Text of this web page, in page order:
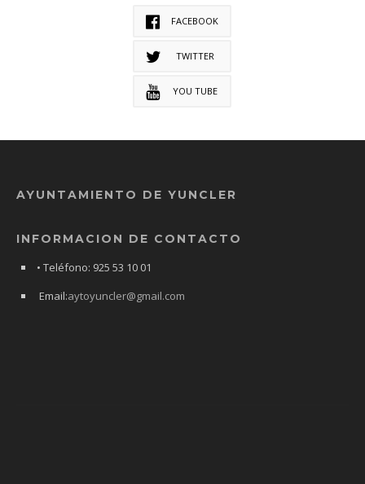
FACEBOOK
TWITTER
YOU TUBE
AYUNTAMIENTO DE YUNCLER
INFORMACION DE CONTACTO
• Teléfono: 925 53 10 01
Email:aytoyuncler@gmail.com